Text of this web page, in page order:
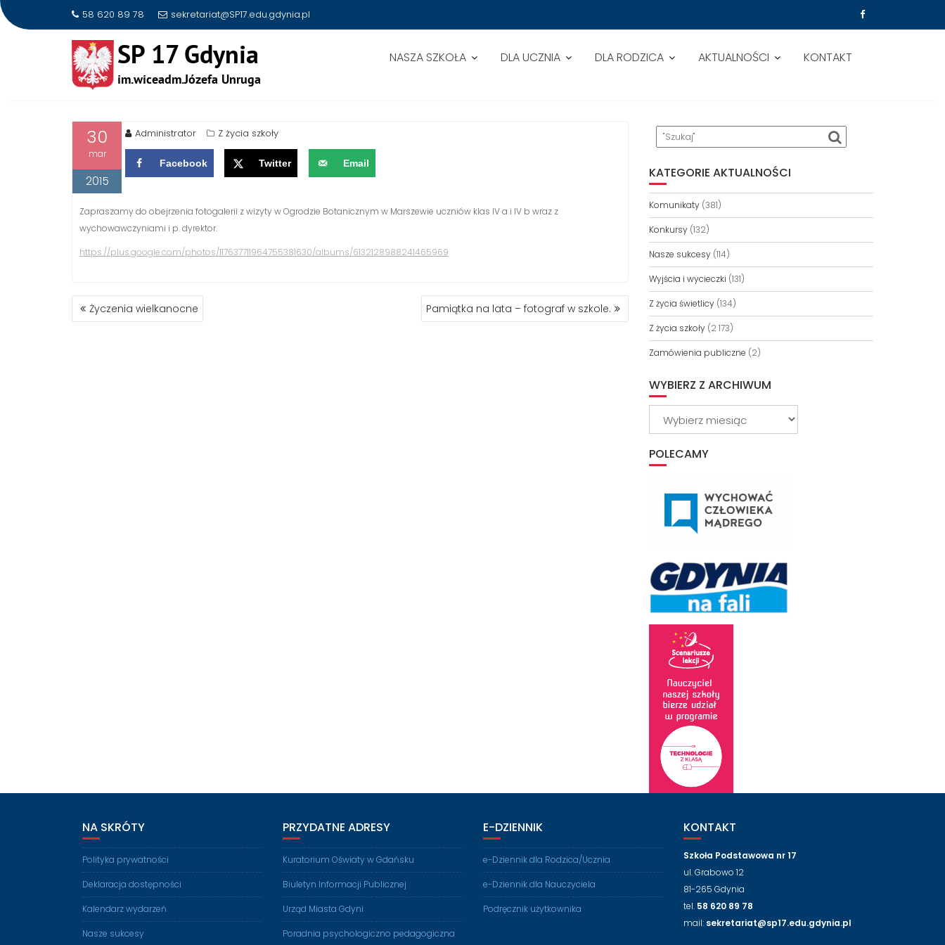
58 620 89 78 sekretariat@SP17.edu.gdynia.pl
NASZA SZKOŁA DLA UCZNIA DLA RODZICA AKTUALNOŚCI KONTAKT
WIZYTA W MARSZEWIE
30
mar
2015
Administrator Z życia szkoły
Facebook Twitter Email
Zapraszamy do obejrzenia fotogalerii z wizyty w Ogrodzie Botanicznym w Marszewie uczniów klas IV a i IV b wraz z
wychowawczyniami i p. dyrektor.
https://plus.google.com/photos/117637711964755381630/albums/6132128988241465969
NAWIGACJA
WPISU
Życzenia wielkanocne Pamiątka na lata – fotograf w szkole.
KATEGORIE AKTUALNOŚCI
Komunikaty(381)
Konkursy(132)
Nasze sukcesy(114)
Wyjścia i wycieczki (131)
Z życia świetlicy(134)
Z życia szkoły(2 173)
Zamówienia publiczne (2)
WYBIERZ Z ARCHIWUM
POLECAMY
NA SKRÓTY
Polityka prywatności
Deklaracja dostępności
Kalendarz wydarzeń
Nasze sukcesy
PRZYDATNE ADRESY
Kuratorium Oświaty w Gdańsku
Biuletyn Informacji Publicznej
Urząd Miasta Gdyni
Poradnia psychologiczno pedagogiczna
E-DZIENNIK
e-Dziennik dla Rodzica/Ucznia
e-Dziennik dla Nauczyciela
Podręcznik użytkownika
KONTAKT
Szkoła Podstawowa nr 17
ul. Grabowo 12
81-265 Gdynia
tel. 58 620 89 78
mail: sekretariat@sp17.edu.gdynia.pl